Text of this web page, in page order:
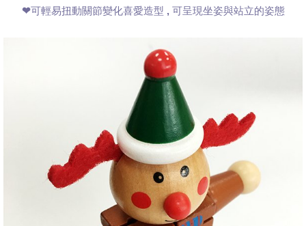
❤可輕易扭動關節變化喜愛造型 , 可呈現坐姿與站立的姿態